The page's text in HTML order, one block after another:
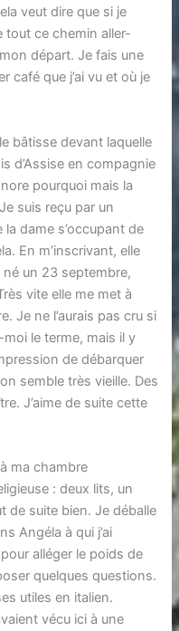
veut dire que si je
tout ce chemin aller-
départ. Je fais une
café que j’ai vu et où je
bâtisse devant laquelle
d’Assise en compagnie
pourquoi mais la
suis reçu par un
dame s’occupant de
En m’inscrivant, elle
né un 23 septembre,
vite elle me met à
Je ne l’aurais pas cru si
moi le terme, mais il y
de débarquer
semble très vieille. Des
J’aime de suite cette
ma chambre
: deux lits, un
de suite bien. Je déballe
Angéla à qui j’ai
alléger le poids de
quelques questions.
utiles en italien.
vécu ici à une